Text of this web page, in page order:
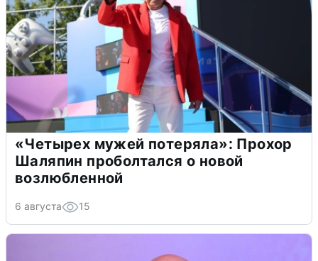
«Четырех мужей потеряла»: Прохор
Шаляпин проболтался о новой
возлюбленной
6 августа 15